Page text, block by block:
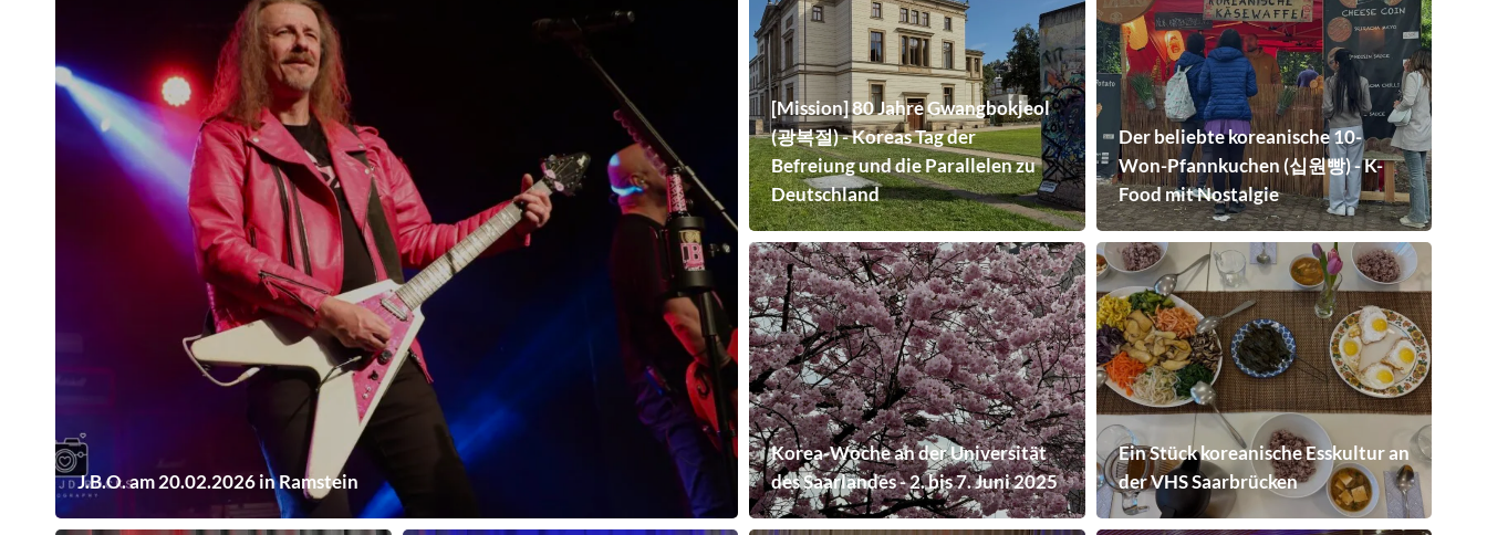
J.B.O. am 20.02.2026 in Ramstein
[Mission] 80 Jahre Gwangbokjeol
(광복절) - Koreas Tag der
Befreiung und die Parallelen zu
Deutschland
Der beliebte koreanische 10-
Won-Pfannkuchen (십원빵) - K-
Food mit Nostalgie
Korea-Woche an der Universität
des Saarlandes - 2. bis 7. Juni 2025
Ein Stück koreanische Esskultur an
der VHS Saarbrücken